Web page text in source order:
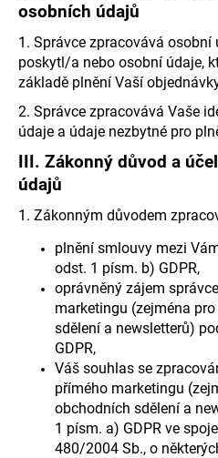
osobních údajů
1. Správce zpracovává osobní
poskytl/a nebo osobní údaje,
základě plnění Vaší
2. Správce zpracovává Vaše
údaje a údaje nezbytné pro
III. Zákonný důvod a
údajů
1. Zákonným důvodem
plnění smlouvy mezi
odst. 1 písm. b) GDPR,
oprávněný zájem
marketingu (zejména
sdělení a newsletterů)
GDPR,
Váš souhlas se
přímého marketingu
obchodních sdělení a
1 písm. a) GDPR ve
480/2004 Sb., o
D
o
p
o
r
u
č
u
j
e
m